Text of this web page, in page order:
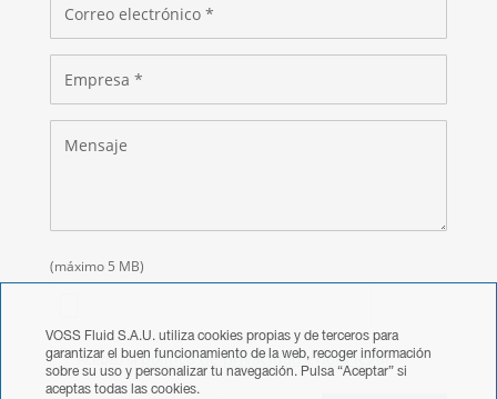
(máximo 5 MB)
Acepto lapolítica de privacidadynota legal.
VOSS Fluid S.A.U. utiliza cookies propias y de terceros para
garantizar el buen funcionamiento de la web, recoger información
sobre su uso y personalizar tu navegación. Pulsa “Aceptar” si
aceptas todas las cookies.